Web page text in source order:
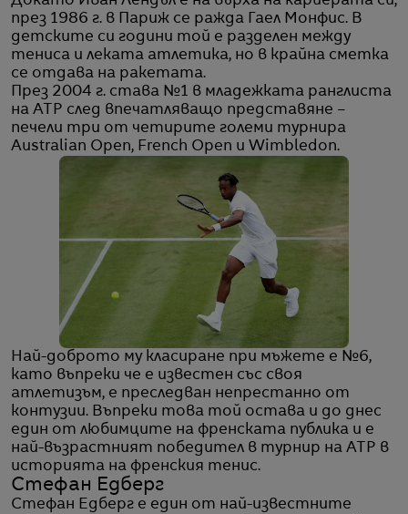
през 1986 г. в Париж се ражда Гаел Монфис. В
детските си години той е разделен между
тениса и леката атлетика, но в крайна сметка
се отдава на ракетата.
През 2004 г. става №1 в младежката ранглиста
на ATP след впечатляващо представяне –
печели три от четирите големи турнира
Australian Open, French Open и Wimbledon.
Най-доброто му класиране при мъжете е №6,
като въпреки че е известен със своя
атлетизъм, е преследван непрестанно от
контузии. Въпреки това той остава и до днес
един от любимците на френската публика и е
най-възрастният победител в турнир на ATP в
историята на френския тенис.
Стефан Едберг
Стефан Едберг е един от най-известните